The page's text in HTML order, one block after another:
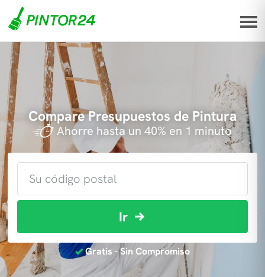
Compare Presupuestos de Pintura
Ahorre hasta un 40% en 1 minuto
Ir
Gratis - Sin Compromiso